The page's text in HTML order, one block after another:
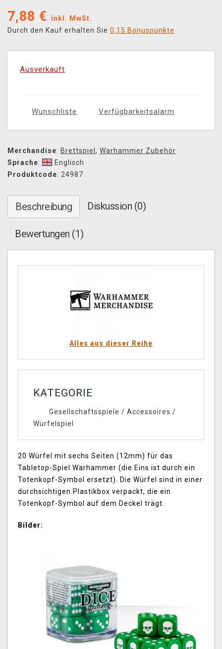
7,88 €
inkl. MwSt.
Durch den Kauf erhalten Sie 0,15 Bonuspunkte
Ausverkauft
Wunschliste Verfügbarkeitsalarm
Merchandise: Brettspiel , Warhammer Zubehör
Sprache:
Englisch
Produktcode: 24987
Beschreibung Diskussion (0)
Bewertungen (1)
Alles aus dieser Reihe
KATEGORIE
Gesellschaftsspiele / Accessoires /
Würfelspiel
20 Würfel mit sechs Seiten (12mm) für das
Tabletop-Spiel Warhammer (die Eins ist durch ein
Totenkopf-Symbol ersetzt). Die Würfel sind in einer
durchsichtigen Plastikbox verpackt, die ein
Totenkopf-Symbol auf dem Deckel trägt.
Bilder: